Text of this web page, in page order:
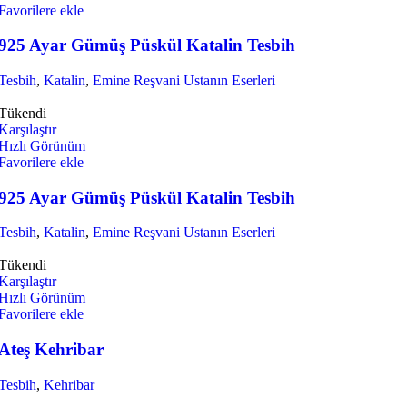
ekle
Ayar Gümüş Püskül Katalin Tesbih
, Katalin, Emine Reşvani Ustanın Eserleri
Görünüm
ekle
Ayar Gümüş Püskül Katalin Tesbih
, Katalin, Emine Reşvani Ustanın Eserleri
Görünüm
ekle
Kehribar
, Kehribar